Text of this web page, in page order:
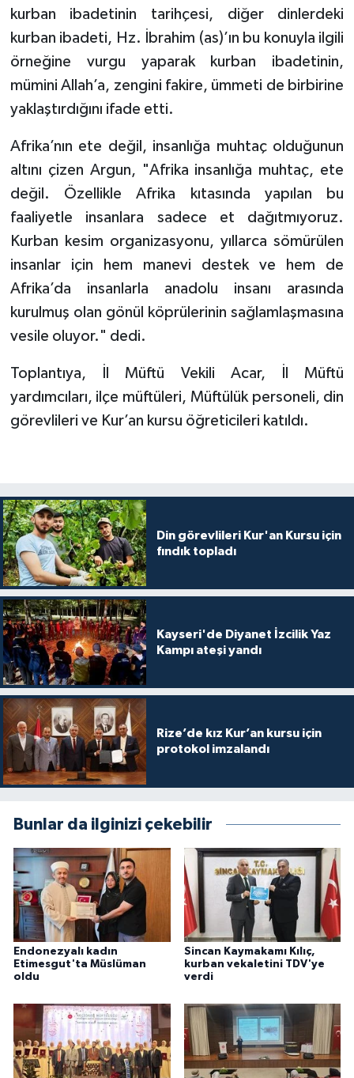
kurban ibadetinin tarihçesi, diğer dinlerdeki
kurban ibadeti, Hz. İbrahim (as)’ın bu konuyla ilgili
örneğine vurgu yaparak kurban ibadetinin,
mümini Allah’a, zengini fakire, ümmeti de birbirine
yaklaştırdığını ifade etti.
Afrika’nın ete değil, insanlığa muhtaç olduğunun
altını çizen Argun, "Afrika insanlığa muhtaç, ete
değil. Özellikle Afrika kıtasında yapılan bu
faaliyetle insanlara sadece et dağıtmıyoruz.
Kurban kesim organizasyonu, yıllarca sömürülen
insanlar için hem manevi destek ve hem de
Afrika’da insanlarla anadolu insanı arasında
kurulmuş olan gönül köprülerinin sağlamlaşmasına
vesile oluyor." dedi.
Toplantıya, İl Müftü Vekili Acar, İl Müftü
yardımcıları, ilçe müftüleri, Müftülük personeli, din
görevlileri ve Kur’an kursu öğreticileri katıldı.
Din görevlileri Kur'an Kursu için
fındık topladı
Kayseri'de Diyanet İzcilik Yaz
Kampı ateşi yandı
Rize’de kız Kur’an kursu için
protokol imzalandı
Bunlar da ilginizi çekebilir
Endonezyalı kadın
Etimesgut'ta Müslüman
oldu
Sincan Kaymakamı Kılıç,
kurban vekaletini TDV'ye
verdi
Diyarbakır Müftülüğü
Düzce Müftülüğü
Edirne Müftülüğü
Elazığ Müftülüğü
Erzincan Müftülüğü
Erzurum Müftülüğü
Eskişehir Müftülüğü
Giresun Müftülüğü
Gümüşhane Müftülüğü
Hakkari Müftülüğü
Iğdır Müftülüğü
Isparta Müftülüğü
İstanbul Müftülüğü
İzmir Müftülüğü
Kahramanmaraş Müftülüğü
Karabük Müftülüğü
Karaman Müftülüğü
Kars Müftülüğü
Kastamonu Müftülüğü
Kayseri Müftülüğü
Kilis Müftülüğü
Kırıkkale Müftülüğü
Kırşehir Müftülüğü
Kocaeli Müftülüğü
İhtida Haberleri
YAŞAM